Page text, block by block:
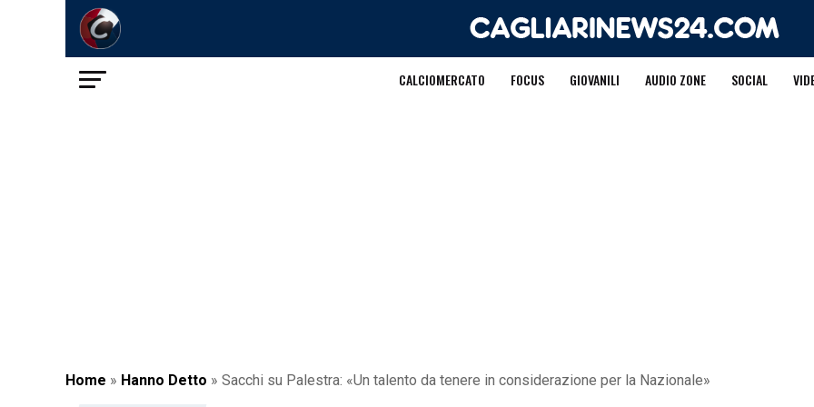
CALCIOMERCATO FOCUS GIOVANILI AUDIO ZONE SOCIAL
Home » Hanno Detto » Sacchi su Palestra: «Un talento da tenere in considerazione per la Nazionale»